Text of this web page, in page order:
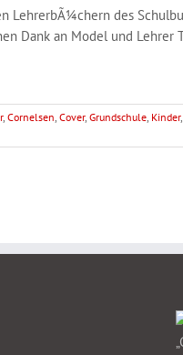
LehrerbÃ¼chern des
Dank an Model und
, Cornelsen, Cover, Grundschule, Kinder,